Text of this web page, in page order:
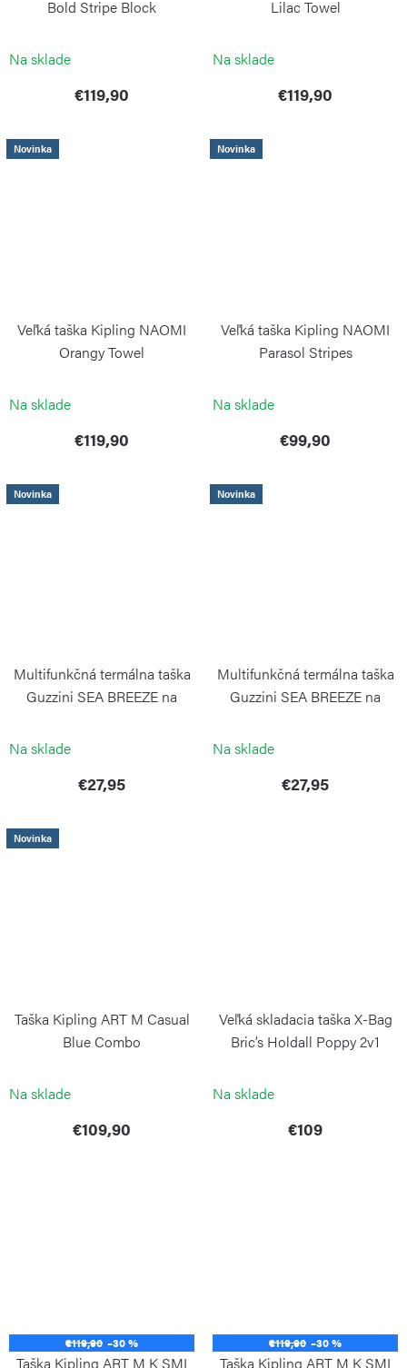
Bold Stripe Block
Na sklade
€119,90
Lilac Towel
Na sklade
€119,90
Novinka
Veľká taška Kipling NAOMI
Orangy Towel
Na sklade
€119,90
Novinka
Veľká taška Kipling NAOMI
Parasol Stripes
Na sklade
€99,90
Novinka
Multifunkčná termálna taška
Guzzini SEA BREEZE na
Na sklade
€27,95
Novinka
Multifunkčná termálna taška
Guzzini SEA BREEZE na
Na sklade
€27,95
Novinka
Taška Kipling ART M Casual
Blue Combo
Na sklade
€109,90
Veľká skladacia taška X-Bag
Bric’s Holdall Poppy 2v1
Na sklade
€109
€119,90 –30 %
Taška Kipling ART M K SMI
€119,90 –30 %
Taška Kipling ART M K SMI